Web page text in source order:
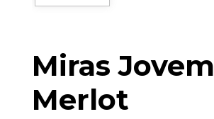
Miras Jovem
Merlot